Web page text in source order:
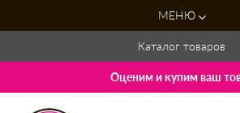
МЕНЮ
Каталог товаров
Оценим и купим ваш